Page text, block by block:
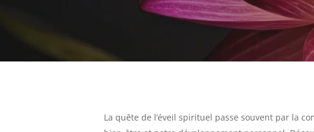
La quête de l’éveil spirituel passe souvent par la